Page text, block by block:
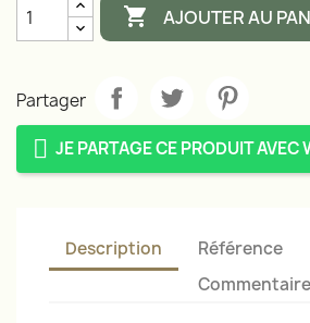
 AJOUTER AU
Partager
JE PARTAGE CE PRODUIT AVEC
Description
Référence